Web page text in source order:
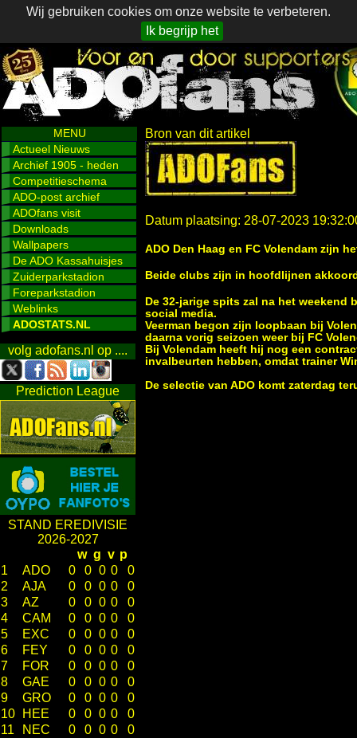
Wij gebruiken cookies om onze website te verbeteren.
Ik begrijp het
MENU
Actueel Nieuws
Archief 1905 - heden
Competitieschema
ADO-post archief
ADOfans visit
Downloads
Wallpapers
De ADO Kassahuisjes
Zuiderparkstadion
Foreparkstadion
Weblinks
ADOSTATS.NL
volg adofans.nl op ....
Prediction League
STAND EREDIVISIE
2026-2027
w g v p
1
ADO 0 0 0 0
0
2
AJA 0 0 0 0
0
3
AZ 0 0 0 0
0
4
CAM 0 0 0 0
0
5
EXC 0 0 0 0
0
6
FEY 0 0 0 0
0
7
FOR 0 0 0 0
0
8
GAE 0 0 0 0
0
9
GRO 0 0 0 0
0
10
HEE 0 0 0 0
0
11
NEC 0 0 0 0
0
Bron van dit artikel
Datum plaatsing: 28-07-2023
ADO Den Haag en FC Volendam zijn
Beide clubs zijn in hoofdlijnen
De 32-jarige spits zal na het weekend
social media.
Veerman begon zijn loopbaan bij
daarna vorig seizoen weer bij FC
Bij Volendam heeft hij nog een
invalbeurten hebben, omdat trainer
De selectie van ADO komt zaterdag